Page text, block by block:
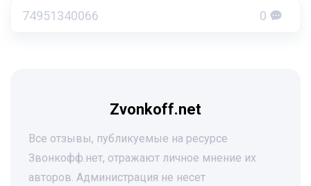
74951340066 0
Zvonkoff.net
Все отзывы, публикуемые на ресурсе
Звонкофф.нет, отражают личное мнение их
авторов. Администрация не несет